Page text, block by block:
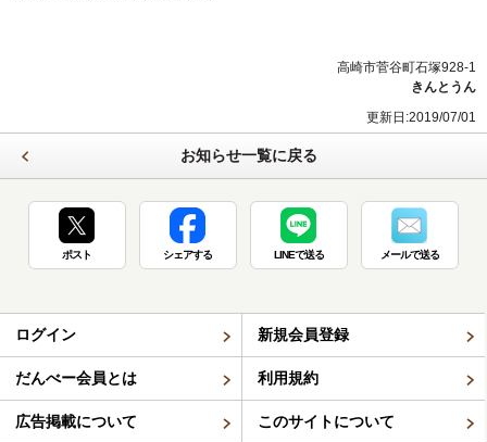
高崎市菅谷町石塚928-1
きんとうん
更新日:2019/07/01
お知らせ一覧に戻る
ポスト シェアする LINEで送る メールで送る
ログイン 新規会員登録
だんべー会員とは 利用規約
広告掲載について このサイトについて